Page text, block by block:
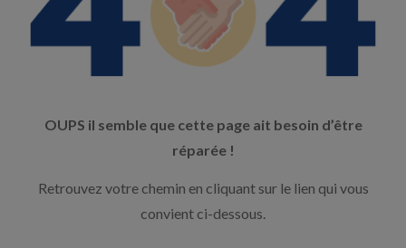
OUPS il semble que cette page ait besoin d’être
réparée !
Retrouvez votre chemin en cliquant sur le lien qui vous
convient ci-dessous.